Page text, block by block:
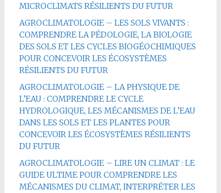
MICROCLIMATS RÉSILIENTS DU FUTUR
AGROCLIMATOLOGIE – LES SOLS VIVANTS :
COMPRENDRE LA PÉDOLOGIE, LA BIOLOGIE
DES SOLS ET LES CYCLES BIOGÉOCHIMIQUES
POUR CONCEVOIR LES ÉCOSYSTÈMES
RÉSILIENTS DU FUTUR
AGROCLIMATOLOGIE – LA PHYSIQUE DE
L’EAU : COMPRENDRE LE CYCLE
HYDROLOGIQUE, LES MÉCANISMES DE L’EAU
DANS LES SOLS ET LES PLANTES POUR
CONCEVOIR LES ÉCOSYSTÈMES RÉSILIENTS
DU FUTUR
AGROCLIMATOLOGIE – LIRE UN CLIMAT : LE
GUIDE ULTIME POUR COMPRENDRE LES
MÉCANISMES DU CLIMAT, INTERPRÉTER LES